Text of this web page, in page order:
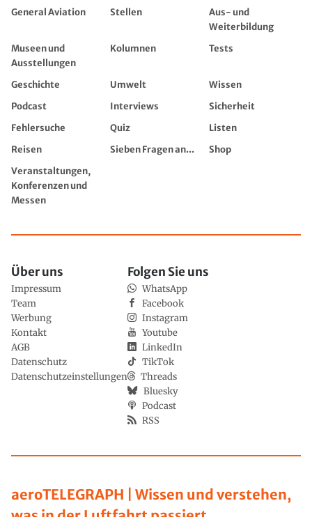
General Aviation
Stellen
Aus- und
Weiterbildung
Museen und
Ausstellungen
Kolumnen Tests
Geschichte Umwelt
Wissen
Podcast
Interviews
Sicherheit
Fehlersuche
Quiz
Listen
Reisen
Sieben Fragen an...
Shop
Veranstaltungen,
Konferenzen und
Messen
aeroTELEGRAPH | Wissen und verstehen,
Über uns
Impressum
Team
Werbung
Kontakt
AGB
Datenschutz
Datenschutzeinstellungen
Folgen Sie uns
WhatsApp
Facebook
Instagram
Youtube
LinkedIn
TikTok
Threads
Bluesky
Podcast
RSS